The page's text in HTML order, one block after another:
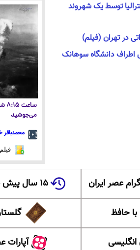
توسط یک شهروند
اطراف دانشگاه سوهانک
می‌جوشید
محمدباقر
عصر ایران ۱۵ سال پیش در چنین روزی
حافظ
آپارات